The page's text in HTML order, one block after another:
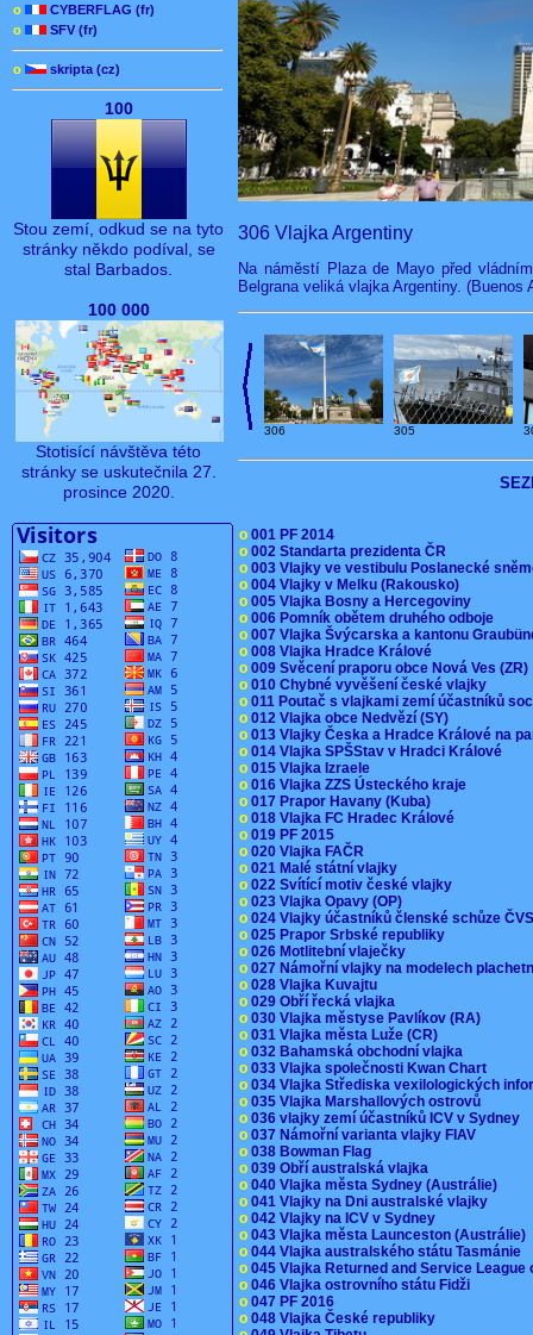
o
CYBERFLAG (fr)
o
SFV (fr)
o skripta (cz)
100
Stou zemí, odkud se na tyto
stránky někdo podíval, se
stal Barbados.
100 000
Stotisící návštěva této
stránky se uskutečnila 27.
prosince 2020.
306 Vlajka Argentiny
Na náměstí Plaza de Mayo před
Belgrana veliká vlajka Argentiny. (Buenos
306 305
o 001 PF 2014
o 002 Standarta prezidenta ČR
o 003 Vlajky ve vestibulu Poslanecké
o 004 Vlajky v Melku (Rakousko)
o 005 Vlajka Bosny a Hercegoviny
o 006 Pomník obětem druhého odboje
o 007 Vlajka Švýcarska a kantonu
o 008 Vlajka Hradce Králové
o 009 Svěcení praporu obce Nová Ves
o 010 Chybné vyvěšení české vlajky
o 011 Poutač s vlajkami zemí účastníků
o 012 Vlajka obce Nedvězí (SY)
o 013 Vlajky Česka a Hradce Králové na
o 014 Vlajka SPŠStav v Hradci Králové
o 015 Vlajka Izraele
o 016 Vlajka ZZS Ústeckého kraje
o 017 Prapor Havany (Kuba)
o 018 Vlajka FC Hradec Králové
o 019 PF 2015
o 020 Vlajka FAČR
o 021 Malé státní vlajky
o 022 Svítící motiv české vlajky
o 023 Vlajka Opavy (OP)
o 024 Vlajky účastníků členské schůze
o 025 Prapor Srbské republiky
o 026 Motlitební vlaječky
o 027 Námořní vlajky na modelech
o 028 Vlajka Kuvajtu
o 029 Obří řecká vlajka
o 030 Vlajka městyse Pavlíkov (RA)
o 031 Vlajka města Luže (CR)
o 032 Bahamská obchodní vlajka
o 033 Vlajka společnosti Kwan Chart
o 034 Vlajka Střediska vexilologických
o 035 Vlajka Marshallových ostrovů
o 036 vlajky zemí účastníků ICV v Sydney
o 037 Námořní varianta vlajky FIAV
o 038 Bowman Flag
o 039 Obří australská vlajka
o 040 Vlajka města Sydney (Austrálie)
o 041 Vlajky na Dni australské vlajky
o 042 Vlajky na ICV v Sydney
o 043 Vlajka města Launceston (Austrálie)
o 044 Vlajka australského státu Tasmánie
o 045 Vlajka Returned and Service
o 046 Vlajka ostrovního státu Fidži
o 047 PF 2016
o 048 Vlajka České republiky